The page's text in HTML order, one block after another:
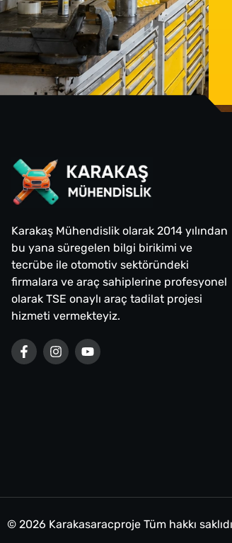
Karakaş Mühendislik olarak 2014 yılından
bu yana süregelen bilgi birikimi ve
tecrübe ile otomotiv sektöründeki
firmalara ve araç sahiplerine profesyonel
olarak TSE onaylı araç tadilat projesi
hizmeti vermekteyiz.
© 2026 Karakasaracproje Tüm hakkı